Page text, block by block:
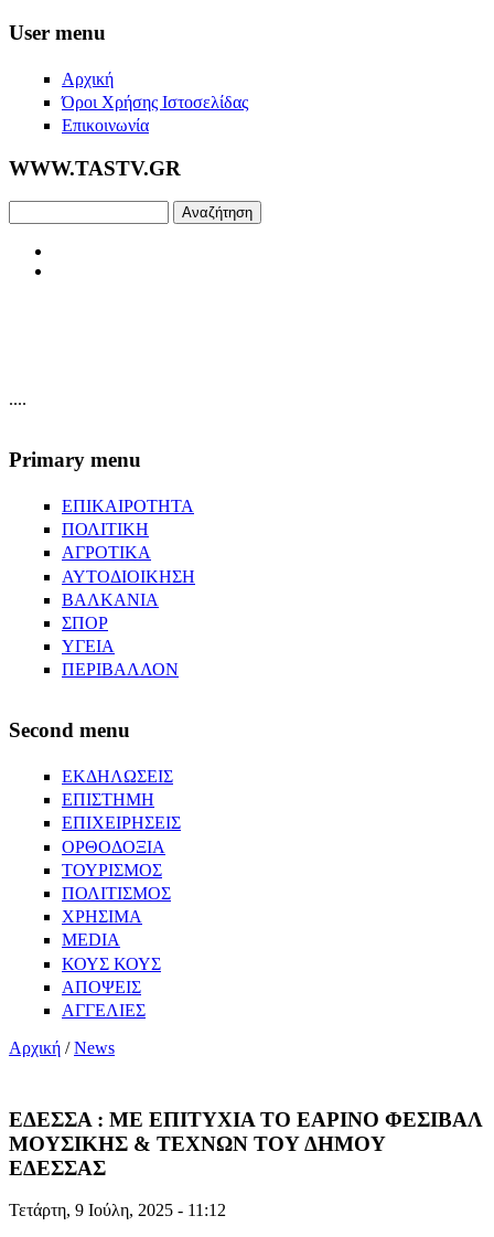
Skip to main content
User menu
Αρχική
Όροι Χρήσης Ιστοσελίδας
Επικοινωνία
WWW.TASTV.GR
....
Primary menu
ΕΠΙΚΑΙΡΟΤΗΤΑ
ΠΟΛΙΤΙΚΗ
ΑΓΡΟΤΙΚΑ
ΑΥΤΟΔΙΟΙΚΗΣΗ
ΒΑΛΚΑΝΙΑ
ΣΠΟΡ
ΥΓΕΙΑ
ΠΕΡΙΒΑΛΛΟΝ
Second menu
ΕΚΔΗΛΩΣΕΙΣ
ΕΠΙΣΤΗΜΗ
ΕΠΙΧΕΙΡΗΣΕΙΣ
ΟΡΘΟΔΟΞΙΑ
ΤΟΥΡΙΣΜΟΣ
ΠΟΛΙΤΙΣΜΟΣ
ΧΡΗΣΙΜΑ
MEDIA
ΚΟΥΣ ΚΟΥΣ
ΑΠΟΨΕΙΣ
ΑΓΓΕΛΙΕΣ
Αρχική /News
ΕΔΕΣΣΑ : ΜΕ ΕΠΙΤΥΧΙΑ ΤΟ ΕΑΡΙΝΟ ΦΕΣΙΒΑΛ
ΜΟΥΣΙΚΗΣ & ΤΕΧΝΩΝ ΤΟΥ ΔΗΜΟΥ
ΕΔΕΣΣΑΣ
Τετάρτη, 9 Ιούλη, 2025 - 11:12